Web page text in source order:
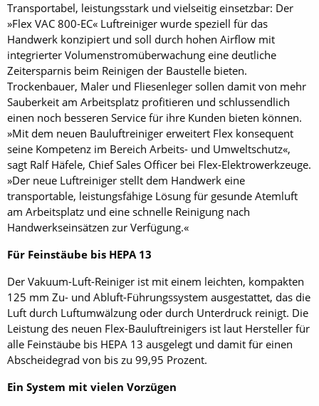
Transportabel, leistungsstark und vielseitig einsetzbar: Der
»Flex VAC 800-EC« Luftreiniger wurde speziell für das
Handwerk konzipiert und soll durch hohen Airflow mit
integrierter Volumenstromüberwachung eine deutliche
Zeitersparnis beim Reinigen der Baustelle bieten.
Trockenbauer, Maler und Fliesenleger sollen damit von mehr
Sauberkeit am Arbeitsplatz profitieren und schlussendlich
einen noch besseren Service für ihre Kunden bieten können.
»Mit dem neuen Bauluftreiniger erweitert Flex konsequent
seine Kompetenz im Bereich Arbeits- und Umweltschutz«,
sagt Ralf Häfele, Chief Sales Officer bei Flex-Elektrowerkzeuge.
»Der neue Luftreiniger stellt dem Handwerk eine
transportable, leistungsfähige Lösung für gesunde Atemluft
am Arbeitsplatz und eine schnelle Reinigung nach
Handwerkseinsätzen zur Verfügung.«
Für Feinstäube bis HEPA 13
Der Vakuum-Luft-Reiniger ist mit einem leichten, kompakten
125 mm Zu- und Abluft-Führungssystem ausgestattet, das die
Luft durch Luftumwälzung oder durch Unterdruck reinigt. Die
Leistung des neuen Flex-Bauluftreinigers ist laut Hersteller für
alle Feinstäube bis HEPA 13 ausgelegt und damit für einen
Abscheidegrad von bis zu 99,95 Prozent.
Ein System mit vielen Vorzügen